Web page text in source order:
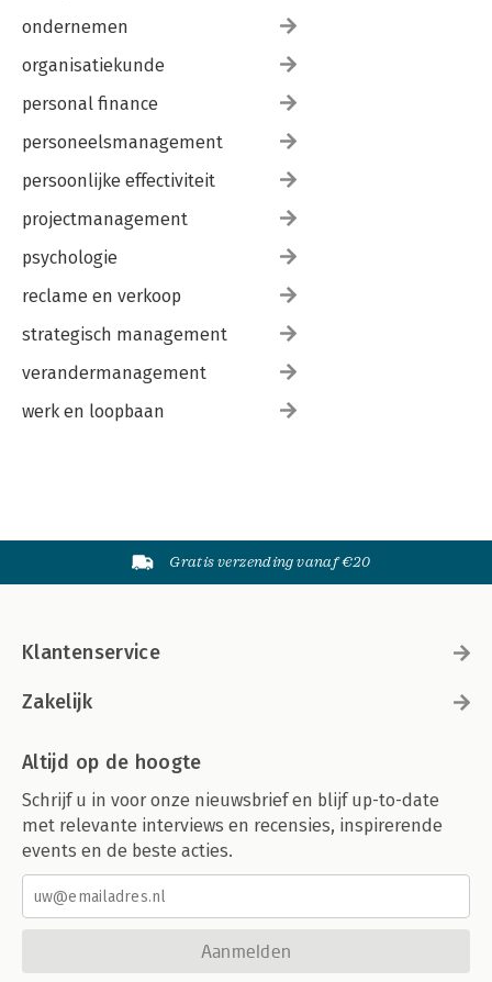
ondernemen
organisatiekunde
personal finance
personeelsmanagement
persoonlijke effectiviteit
projectmanagement
psychologie
reclame en verkoop
strategisch management
verandermanagement
werk en loopbaan
Gratis verzending vanaf €20
Klantenservice
Zakelijk
Altijd op de hoogte
Schrijf u in voor onze nieuwsbrief en blijf up-to-date
met relevante interviews en recensies, inspirerende
events en de beste acties.
Aanmelden